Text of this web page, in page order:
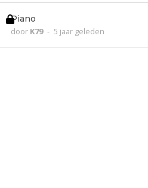
Piano
door K79 - 5 jaar geleden